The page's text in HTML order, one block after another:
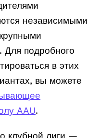
независимыми
подробного
в этих
вы можете
AAU.